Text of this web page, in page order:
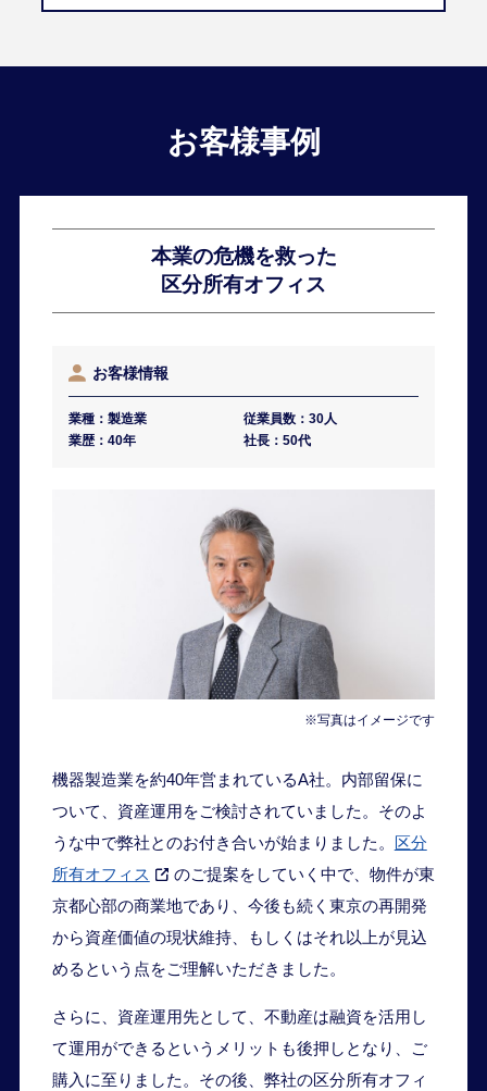
お客様事例
本業の危機を救った
区分所有オフィス
お客様情報
業種： 製造業 従業員数： 30人
業歴： 40年 社長： 50代
※写真はイメージです
機器製造業を約40年営まれているA社。内部留保に
ついて、資産運用をご検討されていました。そのよ
うな中で弊社とのお付き合いが始まりました。
区分
所有オフィス
のご提案をしていく中で、物件が東
京都心部の商業地であり、今後も続く東京の再開発
から資産価値の現状維持、もしくはそれ以上が見込
めるという点をご理解いただきました。
さらに、資産運用先として、不動産は融資を活用し
て運用ができるというメリットも後押しとなり、ご
購入に至りました。その後、弊社の区分所有オフィ